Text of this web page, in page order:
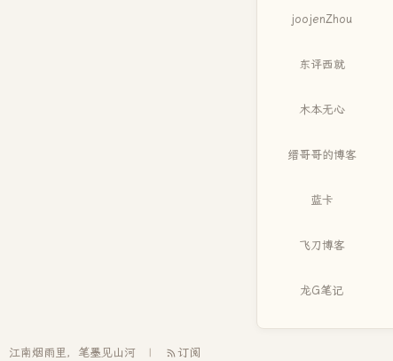
joojenZhou
东评西就
木本无心
缙哥哥的博客
蓝卡
飞刀博客
龙G笔记
江南烟雨里，笔墨见山河 订阅